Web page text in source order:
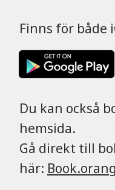
Finns för både
Du kan också
hemsida.
​​​​​​​Gå direkt till
här: